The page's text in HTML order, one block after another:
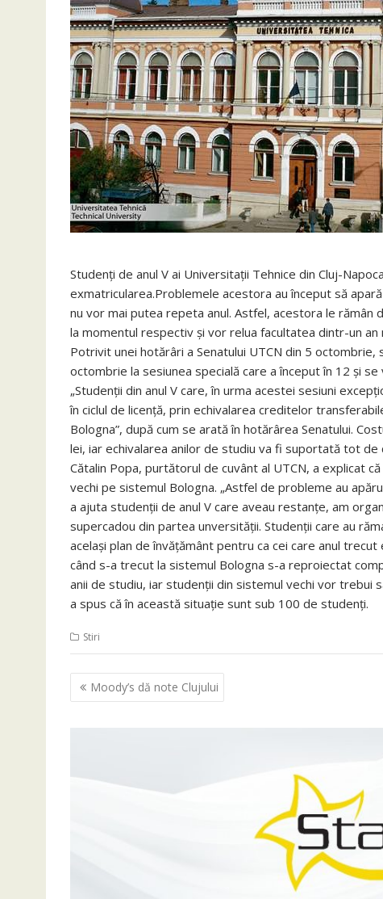
Studenți de anul V ai Universitații Tehnice din Cluj-
exmatricularea.Problemele acestora au început să
nu vor mai putea repeta anul. Astfel, acestora le
la momentul respectiv și vor relua facultatea dintr-un an
Potrivit unei hotărâri a Senatului UTCN din 5
octombrie la sesiunea specială care a început în 12 și se
„Studenții din anul V care, în urma acestei sesiuni
în ciclul de licență, prin echivalarea creditelor
Bologna”, după cum se arată în hotărârea Senatului.
lei, iar echivalarea anilor de studiu va fi suportată tot de
Cătalin Popa, purtătorul de cuvânt al UTCN, a explicat
vechi pe sistemul Bologna. „Astfel de probleme au
a ajuta studenții de anul V care aveau restanțe, am
supercadou din partea unversității. Studenții care au
același plan de învățământ pentru ca cei care anul
când s-a trecut la sistemul Bologna s-a reproiectat
anii de studiu, iar studenții din sistemul vechi vor trebui
a spus că în această situație sunt sub 100 de studenți.
Stiri
Navigare
în
Moody’s dă note Clujului